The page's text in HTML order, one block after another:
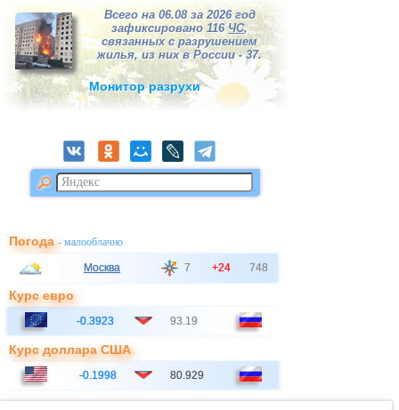
Всего на 06.08 за 2026 год
зафиксировано 116ЧС,
связанных с разрушением
жилья, из них в России - 37.
Монитор разрухи
Погода- малооблачно
Москва 7 +24 748
Курс евро
-0.3923 93.19
Курс доллара США
-0.1998 80.929